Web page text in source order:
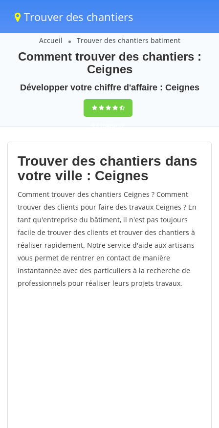
Trouver des chantiers
Accueil Trouver des chantiers batiment
Comment trouver des chantiers :
Ceignes
Développer votre chiffre d'affaire : Ceignes
9,5(100%)37
votes
Trouver des chantiers dans
votre ville : Ceignes
Comment trouver des chantiers Ceignes ? Comment
trouver des clients pour faire des travaux Ceignes ? En
tant qu'entreprise du bâtiment, il n'est pas toujours
facile de trouver des clients et trouver des chantiers à
réaliser rapidement. Notre service d'aide aux artisans
vous permet de rentrer en contact de manière
instantannée avec des particuliers à la recherche de
professionnels pour réaliser leurs projets travaux.